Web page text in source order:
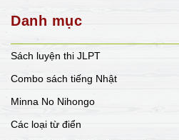
Danh mục
Sách luyện thi JLPT
Combo sách tiếng Nhật
Minna No Nihongo
Các loại từ điển